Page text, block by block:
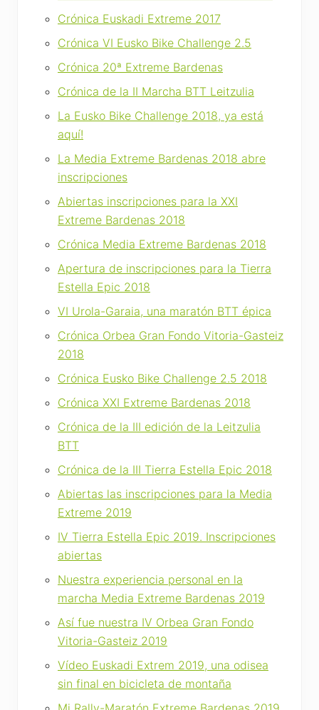
Crónica Euskadi Extreme 2017
Crónica VI Eusko Bike Challenge 2.5
Crónica 20ª Extreme Bardenas
Crónica de la II Marcha BTT Leitzulia
La Eusko Bike Challenge 2018, ya está
aquí!
La Media Extreme Bardenas 2018 abre
inscripciones
Abiertas inscripciones para la XXI
Extreme Bardenas 2018
Crónica Media Extreme Bardenas 2018
Apertura de inscripciones para la Tierra
Estella Epic 2018
VI Urola-Garaia, una maratón BTT épica
Crónica Orbea Gran Fondo Vitoria-Gasteiz
2018
Crónica Eusko Bike Challenge 2.5 2018
Crónica XXI Extreme Bardenas 2018
Crónica de la III edición de la Leitzulia
BTT
Crónica de la III Tierra Estella Epic 2018
Abiertas las inscripciones para la Media
Extreme 2019
IV Tierra Estella Epic 2019. Inscripciones
abiertas
Nuestra experiencia personal en la
marcha Media Extreme Bardenas 2019
Así fue nuestra IV Orbea Gran Fondo
Vitoria-Gasteiz 2019
Vídeo Euskadi Extrem 2019, una odisea
sin final en bicicleta de montaña